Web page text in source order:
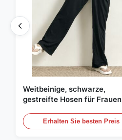
Weitbeinige, schwarze,
gestreifte Hosen für Frauen
Erhalten Sie besten Preis